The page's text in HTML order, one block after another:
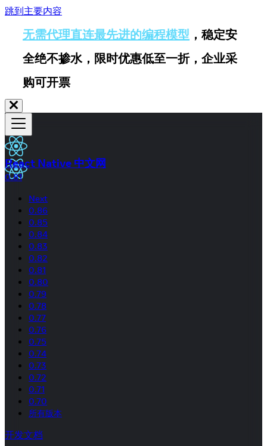
跳到主要内容
无需代理直连最先进的编程模型 ，稳定安
全绝不掺水，限时优惠低至一折，企业采
购可开票
React Native 中文网
0.81
Next
0.86
0.85
0.84
0.83
0.82
0.81
0.80
0.79
0.78
0.77
0.76
0.75
0.74
0.73
0.72
0.71
0.70
所有版本
开发文档